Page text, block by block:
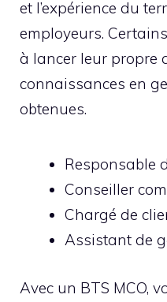
et l’expérience du
employeurs.
à lancer leur propre
connaissances en
obtenues.
Responsable
Conseiller
Chargé de
Assistant de
Avec un BTS MCO,